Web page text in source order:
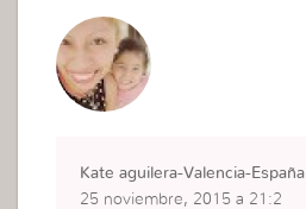
Kate aguilera-Valencia-España
25 noviembre, 2015 a 21:2